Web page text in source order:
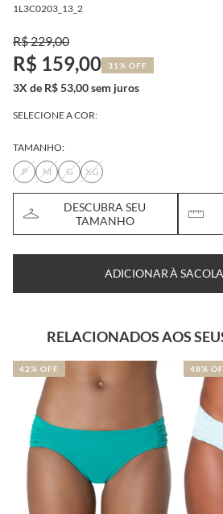
1L3C0203_13_2
R$ 229,00
R$ 159,00 31% OFF
3X de R$ 53,00 sem juros
SELECIONE A COR:
TAMANHO:
P
M G XG
DESCUBRA SEU
TAMANHO
ADICIONAR À SACOLA
RELACIONADOS AOS
42% OFF 48%